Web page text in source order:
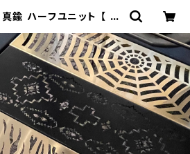
鍮 ハーフユニット 【 タ
ノーピーク | 802 PR
ODUCTS